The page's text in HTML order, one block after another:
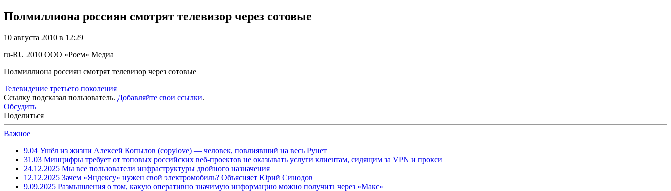
Полмиллиона россиян смотрят телевизор через сотовые
10 августа 2010 в 12:29
ru-RU 2010 ООО «Роем» Медиа
Полмиллиона россиян смотрят телевизор через сотовые
Телевидение третьего поколения
Ссылку подсказал пользователь. Добавляйте свои ссылки.
Обсудить
Поделиться
Важное
9.04 Ушёл из жизни Алексей Копылов (copylove) — человек, повлиявший на весь Рунет
31.03 Минцифры требует от топовых российских веб-проектов не оказывать услуги клиентам, сидящим за VPN и прокси
24.12.2025 Мы все пользователи инфраструктуры двойного назначения
12.12.2025 Зачем «Яндексу» нужен свой электромобиль? Объясняет Юрий Синодов
9.09.2025 Размышления о том, какую оперативно значимую информацию можно получить через «Макс»